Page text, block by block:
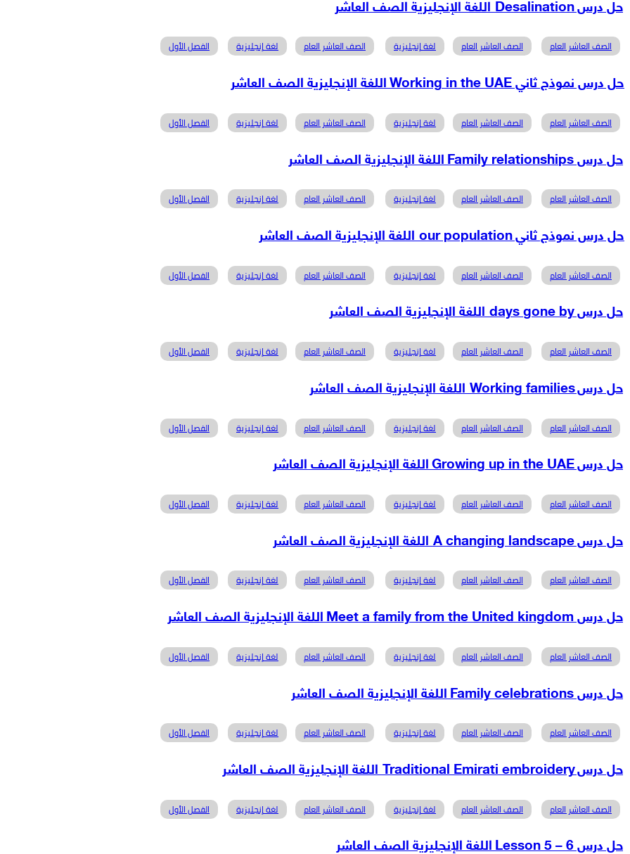
حل درس Desalination اللغة الإنجليزية الصف العاشر
الصف العاشر العام الصف العاشر العام لغة إنجليزية الصف العاشر العام لغة إنجليزية الفصل الأول
حل درس نموذج ثاني Working in the UAE اللغة الإنجليزية الصف العاشر
الصف العاشر العام الصف العاشر العام لغة إنجليزية الصف العاشر العام لغة إنجليزية الفصل الأول
حل درس Family relationships اللغة الإنجليزية الصف العاشر
الصف العاشر العام الصف العاشر العام لغة إنجليزية الصف العاشر العام لغة إنجليزية الفصل الأول
حل درس نموذج ثاني our population اللغة الإنجليزية الصف العاشر
الصف العاشر العام الصف العاشر العام لغة إنجليزية الصف العاشر العام لغة إنجليزية الفصل الأول
حل درس days gone by اللغة الإنجليزية الصف العاشر
الصف العاشر العام الصف العاشر العام لغة إنجليزية الصف العاشر العام لغة إنجليزية الفصل الأول
حل درس Working families اللغة الإنجليزية الصف العاشر
الصف العاشر العام الصف العاشر العام لغة إنجليزية الصف العاشر العام لغة إنجليزية الفصل الأول
حل درس Growing up in the UAE اللغة الإنجليزية الصف العاشر
الصف العاشر العام الصف العاشر العام لغة إنجليزية الصف العاشر العام لغة إنجليزية الفصل الأول
حل درس A changing landscape اللغة الإنجليزية الصف العاشر
الصف العاشر العام الصف العاشر العام لغة إنجليزية الصف العاشر العام لغة إنجليزية الفصل الأول
حل درس Meet a family from the United kingdom اللغة الإنجليزية الصف العاشر
الصف العاشر العام الصف العاشر العام لغة إنجليزية الصف العاشر العام لغة إنجليزية الفصل الأول
حل درس Family celebrations اللغة الإنجليزية الصف العاشر
الصف العاشر العام الصف العاشر العام لغة إنجليزية الصف العاشر العام لغة إنجليزية الفصل الأول
حل درس Traditional Emirati embroidery اللغة الإنجليزية الصف العاشر
الصف العاشر العام الصف العاشر العام لغة إنجليزية الصف العاشر العام لغة إنجليزية الفصل الأول
حل درس Lesson 5 – 6 اللغة الإنجليزية الصف العاشر